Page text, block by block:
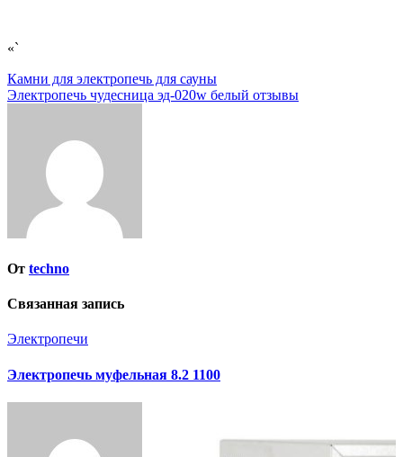
«`
Навигация
по
Камни для электропечь для сауны
Электропечь чудесница эд-020w белый отзывы
От techno
Связанная запись
Электропечи
Электропечь муфельная 8.2 1100